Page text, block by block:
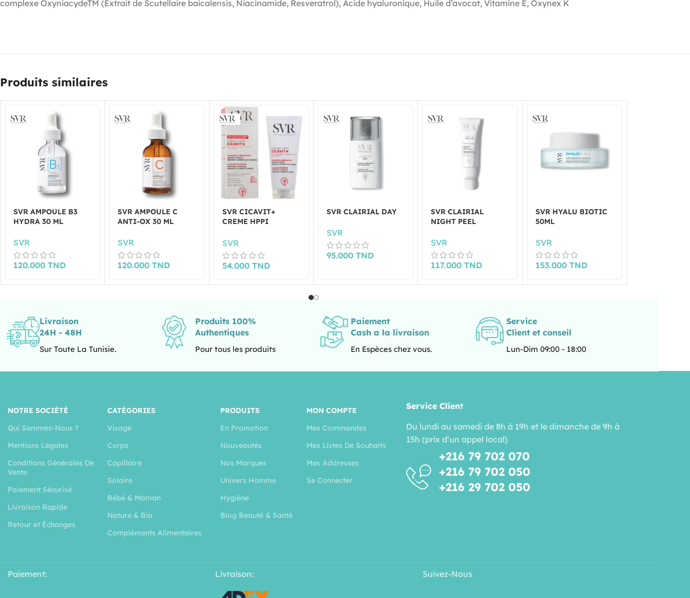
complexe OxyniacydeTM (Extrait de Scutellaire baicalensis, Niacinamide, Resveratrol), Acide hyaluronique, Huile d’avocat, Vitamine E, Oxynex K
Produits similaires
SVR AMPOULE B3
HYDRA 30 ML
SVR
120.000 TND
SVR AMPOULE C
ANTI-OX 30 ML
SVR
120.000TND
SVR CICAVIT+
CREME HPPI
MARQUES 100ML
SVR
54.000 TND
SVR CLAIRIAL DAY
SVR
95.000 TND
SVR CLAIRIAL
NIGHT PEEL
SVR
117.000TND
SVR HYALU BIOTIC
50ML
SVR
153.000 TND
Livraison
24H - 48H
Sur Toute La Tunisie.
Produits 100%
Authentiques
Pour tous les produits
Paiement
Cash a la livraison
En Espèces chez vous.
Service
Client et conseil
Lun-Dim 09:00 - 18:00
NOTRE SOCIÉTÉ
Qui Sommes-Nous ?
Mentions Légales
Conditions Générales De
Vente
Paiement Sécurisé
Livraison Rapide
Retour et Échanges
CATÉGORIES
Visage
Corps
Capillaire
Solaire
Bébé & Maman
Nature & Bio
Compléments Alimentaires
PRODUITS
En Promotion
Nouveautés
Nos Marques
Univers Homme
Hygiéne
Blog Beauté & Santé
MON COMPTE
Mes Commandes
Mes Listes De Souhaits
Mes Addresses
Se Connecter
Service Client
Du lundi au samedi de 8h à 19h et le dimanche de 9h à
15h (prix d’un appel local)
+216 79 702 070
+216 79 702 050
+216 29 702 050
Paiement: Livraison: Suivez-Nous